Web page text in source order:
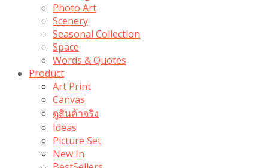
Photo Art
Scenery
Seasonal Collection
Space
Words & Quotes
Product
Art Print
Canvas
ดูสินค้าจริง
Ideas
Picture Set
New In